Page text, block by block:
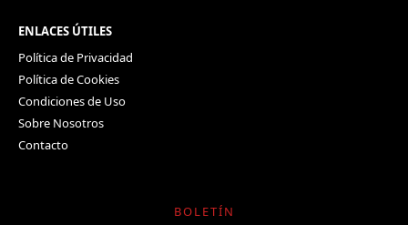
ENLACES ÚTILES
Política de Privacidad
Política de Cookies
Condiciones de Uso
Sobre Nosotros
Contacto
BOLETÍN